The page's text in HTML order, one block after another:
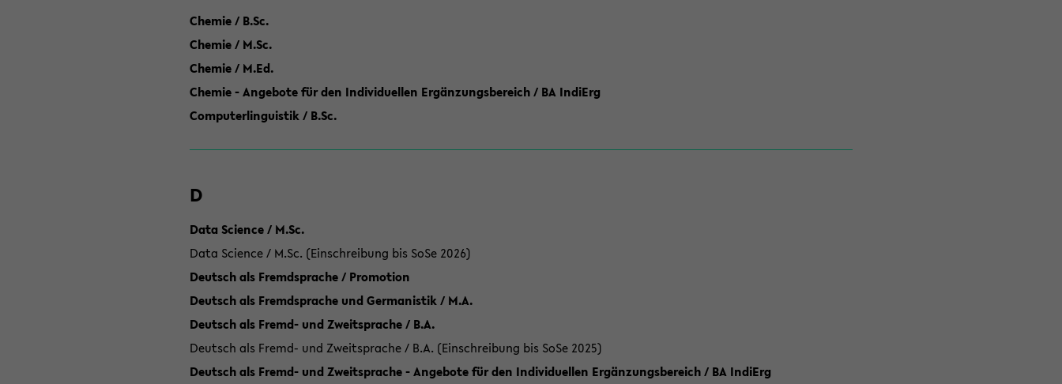
Chemie / B.Sc.
Chemie / M.Sc.
Chemie / M.Ed.
Chemie - Angebote für den Individuellen Ergänzungsbereich / BA IndiErg
Computerlinguistik / B.Sc.
D
Data Science / M.Sc.
Data Science / M.Sc. (Einschreibung bis SoSe 2026)
Deutsch als Fremdsprache / Promotion
Deutsch als Fremdsprache und Germanistik / M.A.
Deutsch als Fremd- und Zweitsprache / B.A.
Deutsch als Fremd- und Zweitsprache / B.A. (Einschreibung bis SoSe 2025)
Deutsch als Fremd- und Zweitsprache - Angebote für den Individuellen Ergänzungsbereich / BA IndiErg